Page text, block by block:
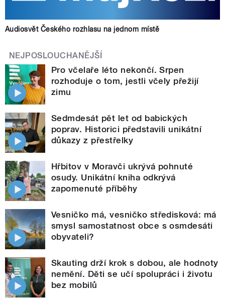
Audiosvět Českého rozhlasu na jednom místě
NEJPOSLOUCHANĚJŠÍ
Pro včelaře léto nekončí. Srpen
rozhoduje o tom, jestli včely přežijí
zimu
Sedmdesát pět let od babických
poprav. Historici představili unikátní
důkazy z přestřelky
Hřbitov v Moravči ukrývá pohnuté
osudy. Unikátní kniha odkrývá
zapomenuté příběhy
Vesničko má, vesničko středisková: má
smysl samostatnost obce s osmdesáti
obyvateli?
Skauting drží krok s dobou, ale hodnoty
nemění. Děti se učí spolupráci i životu
bez mobilů